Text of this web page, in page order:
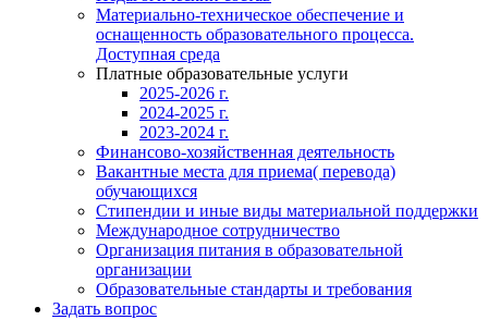
Материально-техническое обеспечение и
оснащенность образовательного процесса.
Доступная среда
Платные образовательные услуги
2025-2026 г.
2024-2025 г.
2023-2024 г.
Финансово-хозяйственная деятельность
Вакантные места для приема( перевода)
обучающихся
Стипендии и иные виды материальной поддержки
Международное сотрудничество
Организация питания в образовательной
организации
Образовательные стандарты и требования
Задать вопрос